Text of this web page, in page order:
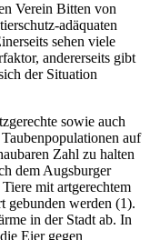
Verein Bitten von
adäquaten
sehen viele
andererseits gibt
der Situation
sowie auch
auf
Zahl zu halten
dem Augsburger
mit artgerechtem
gebunden werden (1).
in der Stadt ab. In
Eier gegen